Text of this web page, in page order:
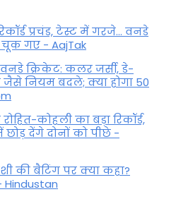
प्रचंड, टेस्ट में गरजे... वनडे
चूक गए - AajTak
क्रिकेट: कलर जर्सी, डे-
नियम बदले; क्या होगा 50
कोहली का बड़ा रिकॉर्ड,
देंगे दोनों को पीछे -
की बैटिंग पर क्या कहा?